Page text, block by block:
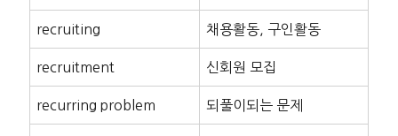
recruiting 채용활동, 구인활동
recruitment 신회원 모집
recurring problem 되풀이되는 문제